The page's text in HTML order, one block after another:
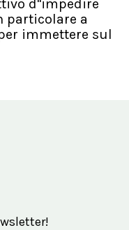
d''impedire
particolare a
immettere sul